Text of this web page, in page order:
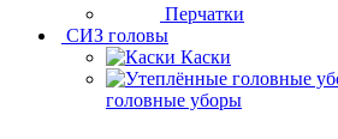
Перчатки
СИЗ головы
Каски
головные уборы